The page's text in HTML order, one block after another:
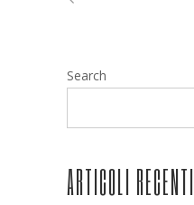
Search
ARTICOLI RECENTI